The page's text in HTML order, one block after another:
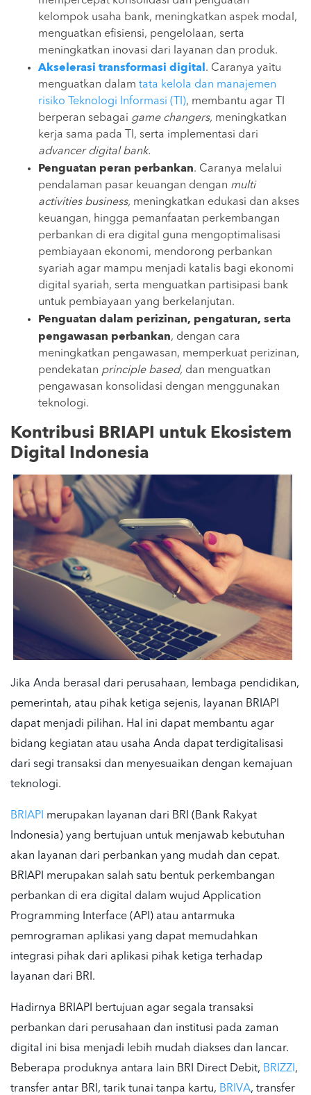
kelompok usaha bank, meningkatkan aspek modal,
menguatkan efisiensi, pengelolaan, serta
meningkatkan inovasi dari layanan dan produk.
Akselerasi transformasi digital. Caranya yaitu
menguatkan dalam tata kelola dan manajemen
risiko Teknologi Informasi (TI), membantu agar TI
berperan sebagai game changers, meningkatkan
kerja sama pada TI, serta implementasi dari
advancer digital bank.
Penguatan peran perbankan. Caranya melalui
pendalaman pasar keuangan dengan multi
activities business, meningkatkan edukasi dan akses
keuangan, hingga pemanfaatan perkembangan
perbankan di era digital guna mengoptimalisasi
pembiayaan ekonomi, mendorong perbankan
syariah agar mampu menjadi katalis bagi ekonomi
digital syariah, serta menguatkan partisipasi bank
untuk pembiayaan yang berkelanjutan.
Penguatan dalam perizinan, pengaturan, serta
pengawasan perbankan, dengan cara
meningkatkan pengawasan, memperkuat perizinan,
pendekatan principle based, dan menguatkan
pengawasan konsolidasi dengan menggunakan
teknologi.
Kontribusi BRIAPI untuk Ekosistem
Digital Indonesia
Jika Anda berasal dari perusahaan,
lembaga pendidikan,
pemerintah, atau pihak ketiga sejenis, layanan BRIAPI
dapat menjadi pilihan. Hal ini dapat membantu agar
bidang kegiatan atau usaha Anda dapat terdigitalisasi
dari segi transaksi dan menyesuaikan dengan kemajuan
teknologi.
BRIAPI merupakan layanan dari BRI (Bank Rakyat
Indonesia) yang bertujuan untuk menjawab kebutuhan
akan layanan dari perbankan yang mudah dan cepat.
BRIAPI merupakan salah satu bentuk perkembangan
perbankan di era digital dalam wujud Application
Programming Interface (API) atau antarmuka
pemrograman aplikasi yang dapat memudahkan
integrasi pihak dari aplikasi pihak ketiga terhadap
layanan dari BRI.
Hadirnya BRIAPI bertujuan agar segala transaksi
perbankan dari perusahaan dan institusi pada zaman
digital ini bisa menjadi lebih mudah diakses dan lancar.
Beberapa produknya antara lain BRI Direct Debit, BRIZZI ,
transfer antar BRI, tarik tunai tanpa kartu, BRIVA, transfer